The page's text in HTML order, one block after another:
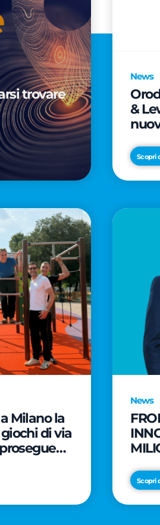
trovare
News
&
Scopri
Milano la
di via
per gli
del
News
PER
DEL
Scopri